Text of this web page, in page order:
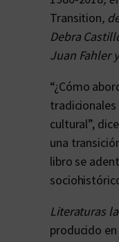
Transition,
Debra
Juan Fahler
“¿Cómo
cultural”,
una
libro se
Literaturas
producido